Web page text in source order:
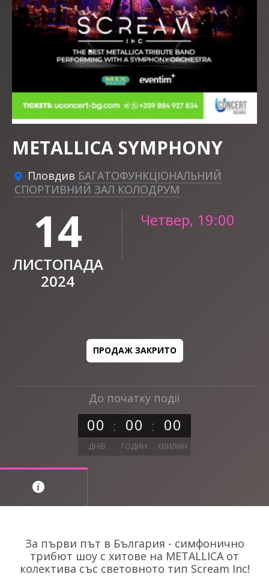
До початку події
00 00 00
ДНІВ ГОДИН ХВИЛИН
METALLICA SYMPHONY
Пловдив БАГАТОФУНКЦІОНАЛЬНИЙ
СПОРТИВНИЙ ЗАЛ КОЛОДРУМ
14
ЛИСТОПАДА
2024
Четвер, 19:00
ПРОДАЖ ЗАКРИТО
За първи път в България - симфонично
трибют шоу с хитове на METALLICA от
колектива със световното тип Scream Inc!